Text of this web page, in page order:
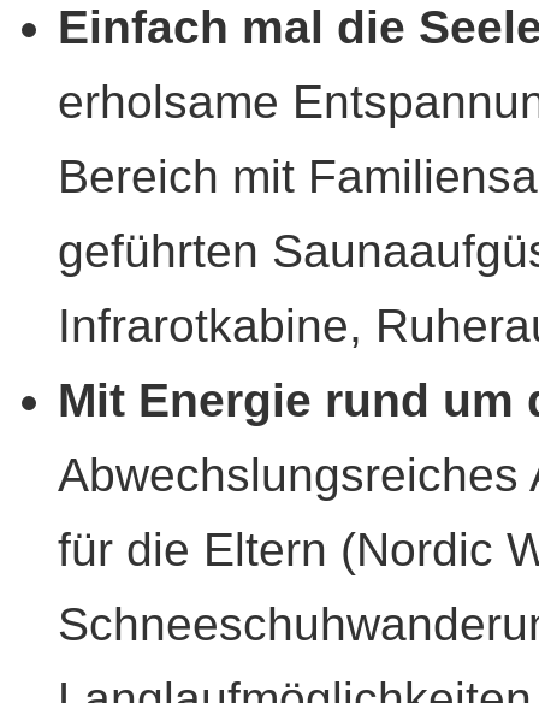
Einfach mal die
erholsame
Bereich mit
geführten
Infrarotkabine,
Mit Energie rund um
Abwechslungsreiches
für die Eltern (Nordic